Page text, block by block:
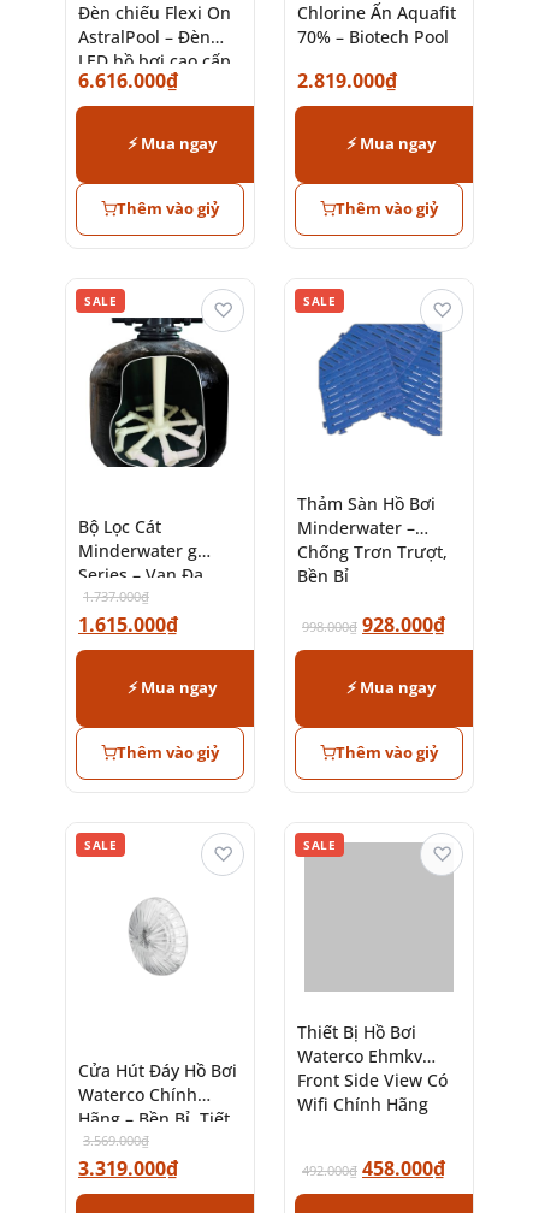
Đèn chiếu Flexi On
AstralPool – Đèn
LED hồ bơi cao cấp
chính hãng
6.616.000₫
Thêm vào giỷ
Chlorine Ấn Aquafit
2.819.000₫
Thêm vào giỷ
Bộ Lọc Cát
Minderwater g
Series – Van Đa
Chức Năng Tiết
Kiệm Năng Lượng
1.737.000₫
1.615.000₫
Thêm vào giỷ
♡
Thảm Sàn Hồ Bơi
Minderwater –
Chống Trơn Trượt,
998.000₫ 928.000₫
Thêm vào giỷ
♡
Cửa Hút Đáy Hồ Bơi
Waterco Chính
Hãng – Bền Bỉ, Tiết
Kiệm Nước
3.569.000₫
3.319.000₫
♡
Thiết Bị Hồ Bơi
Waterco Ehmkv
Front Side View Có
492.000₫ 458.000₫
♡